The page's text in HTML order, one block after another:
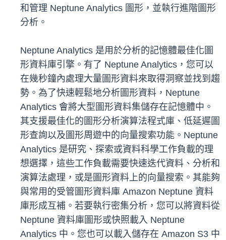
和管理 Neptune Analytics 圖形，並執行進階圖形
分析。
Neptune Analytics 是用於分析的記憶體最佳化圖
形資料庫引擎。有了 Neptune Analytics，您可以
在幾秒鐘內處理大量圖形資料來取得洞察並找到趨
勢。為了快速輕鬆地分析圖形資料，Neptune
Analytics 會將大型圖形資料集儲存在記憶體中。
其支援最佳化的圖形分析演算法程式庫、低延遲圖
形查詢以及圖形周遊中的向量搜索功能。Neptune
Analytics 是研究、探索或資料科學工作負載的理
想選擇，這些工作負載需要快速迭代資料、分析和
演算法處理，或是圖形資料上的向量搜索。其能夠
與常用的受管圖形資料庫 Amazon Neptune 資料
庫形成互補。若要執行密集分析，您可以將資料從
Neptune 資料庫圖形或快照載入 Neptune
Analytics 中。您也可以載入儲存在 Amazon S3 中